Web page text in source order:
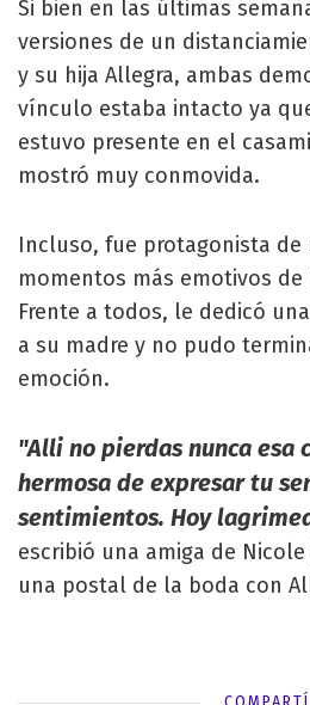
Si bien en las últimas
versiones de un
y su hija Allegra, ambas
vínculo estaba intacto ya
estuvo presente en el
mostró muy conmovida.
Incluso, fue protagonista de
momentos más emotivos
Frente a todos, le dedicó
a su madre y no pudo
emoción.
"Alli no pierdas nunca esa
hermosa de expresar tu
sentimientos. Hoy
escribió una amiga de
una postal de la boda con